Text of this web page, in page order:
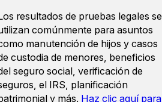
resultados de pruebas legales se
comúnmente para asuntos
manutención de hijos y casos
custodia de menores, beneficios
seguro social, verificación de
el IRS, planificación
y más. Haz clic aquí para